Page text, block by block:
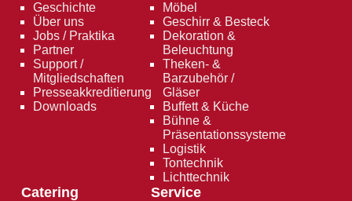
Geschichte
Über uns
Jobs / Praktika
Partner
Support /
Mitgliedschaften
Presseakkreditierung
Downloads
Möbel
Geschirr & Besteck
Dekoration &
Beleuchtung
Theken- &
Barzubehör /
Gläser
Buffett & Küche
Bühne &
Präsentationssysteme
Logistik
Tontechnik
Lichttechnik
Catering Service